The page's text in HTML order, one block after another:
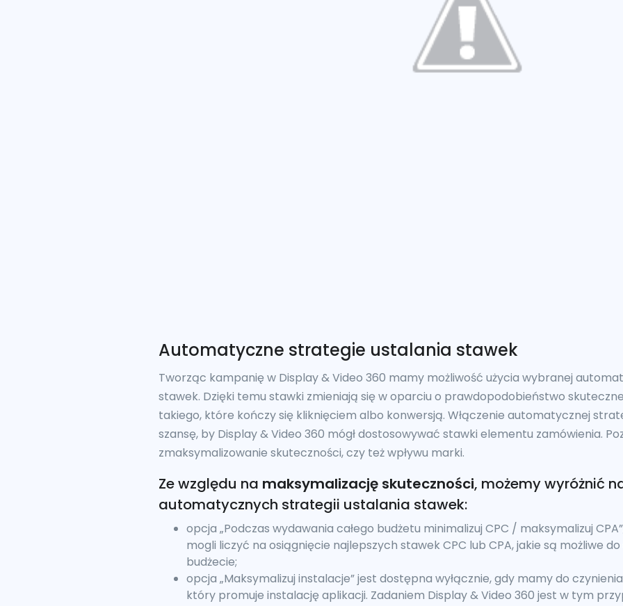
Automatyczne strategie ustalania stawek
Tworząc kampanię w Display & Video 360 mamy możliwość użycia wybranej
stawek. Dzięki temu stawki zmieniają się w oparciu o prawdopodobieństwo
takiego, które kończy się kliknięciem albo konwersją. Włączenie automatycznej
szansę, by Display & Video 360 mógł dostosowywać stawki elementu zamówienia.
zmaksymalizowanie skuteczności, czy też wpływu marki.
Ze względu na maksymalizację skuteczności, możemy wyróżnić
automatycznych strategii ustalania stawek:
opcja „Podczas wydawania całego budżetu minimalizuj CPC / maksymalizuj
mogli liczyć na osiągnięcie najlepszych stawek CPC lub CPA, jakie są możliwe
budżecie;
opcja „Maksymalizuj instalacje” jest dostępna wyłącznie, gdy mamy do
który promuje instalację aplikacji. Zadaniem Display & Video 360 jest w tym